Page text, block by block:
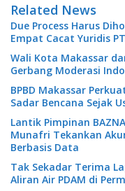
Related News
Due Process Harus
Empat Cacat Yuridis
Wali Kota Makassar
Gerbang Moderasi
BPBD Makassar
Sadar Bencana Sejak
Lantik Pimpinan
Munafri Tekankan
Berbasis Data
Tak Sekadar Terima
Aliran Air PDAM di